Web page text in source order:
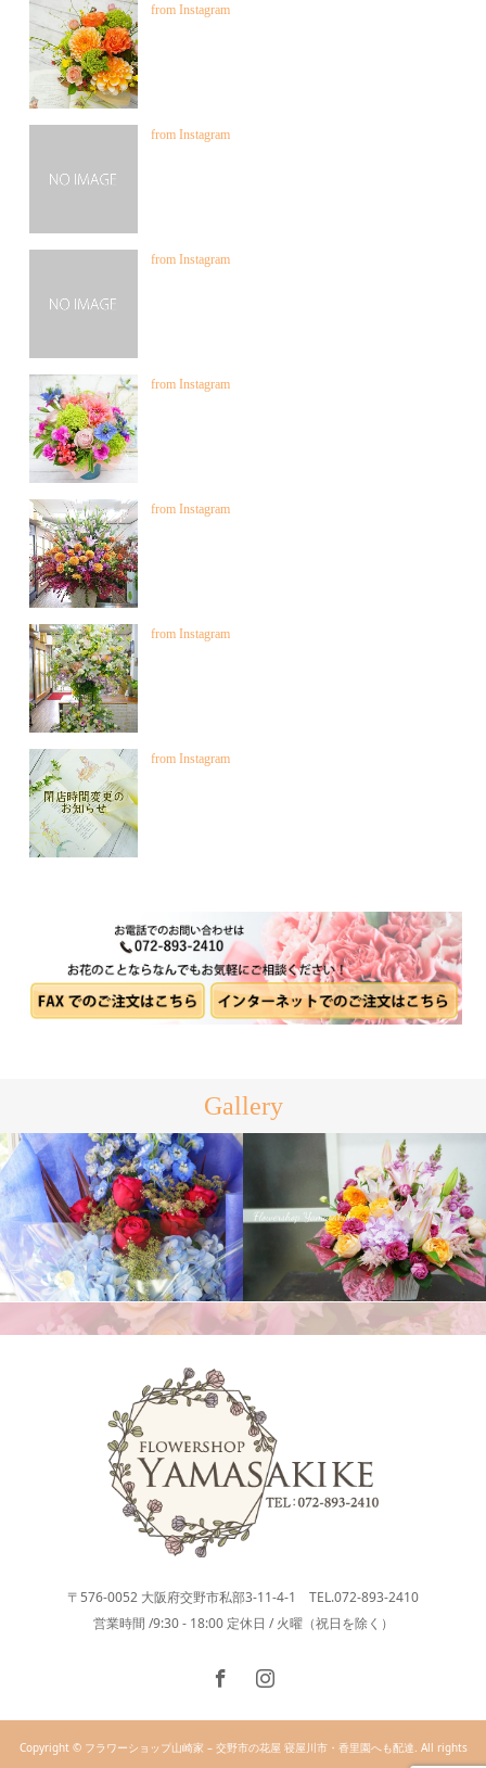
from Instagram
from Instagram
from Instagram
from Instagram
from Instagram
from Instagram
from Instagram
Gallery
花束
アレンジメント
〒576-0052 大阪府交野市私部3-11-4-1 TEL.072-893-2410
営業時間 /9:30 - 18:00 定休日 / 火曜（祝日を除く）
Copyright © フラワーショップ山崎家 – 交野市の花屋 寝屋川市・香里園へも配達. All rights